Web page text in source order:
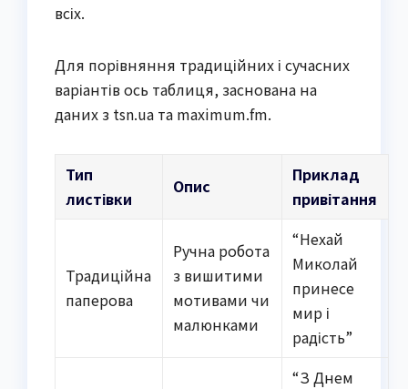
всіх.
Для порівняння традиційних і сучасних
варіантів ось таблиця, заснована на
даних з tsn.ua та maximum.fm.
Тип
листівки
Опис
Приклад
привітання
Традиційна
паперова
Ручна робота
з вишитими
мотивами чи
малюнками
“Нехай
Миколай
принесе
мир і
радість”
“З Днем